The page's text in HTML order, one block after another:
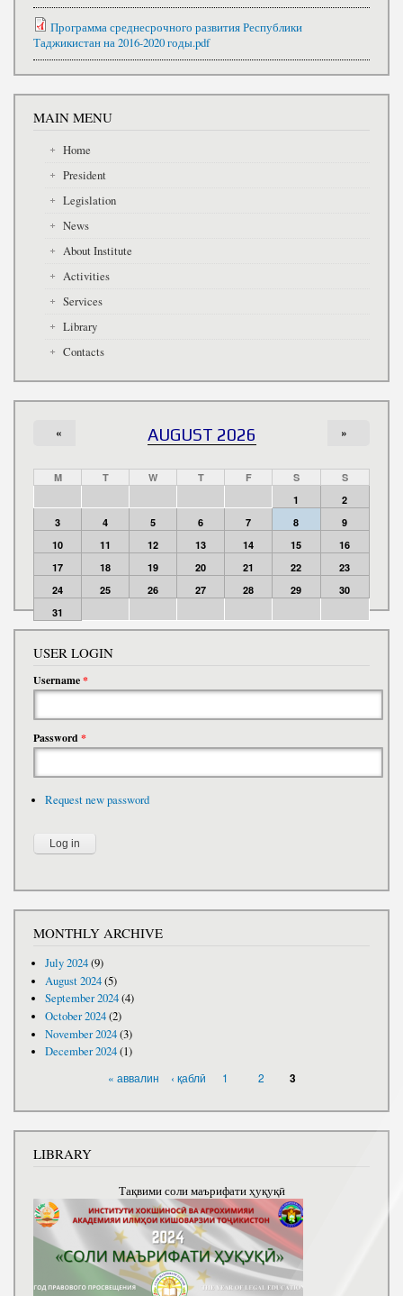
Программа среднесрочного развития Республики
Таджикистан на 2016-2020 годы.pdf
MAIN MENU
Home
President
Legislation
News
About Institute
Activities
Services
Library
Contacts
AUGUST 2026
« »
M T W T F S
S
1
2
3
4 5 6 7 8
9
10
11 12 13 14 15
16
17
18 19 20 21 22
23
24
25 26 27 28 29
30
31
USER LOGIN
Username*
Password*
Request new password
MONTHLY ARCHIVE
July 2024(9)
August 2024(5)
September 2024(4)
October 2024(2)
November 2024(3)
December 2024(1)
« аввалин ‹ қаблӣ 1 2 3
LIBRARY
Тақвими соли маърифати ҳуқуқӣ